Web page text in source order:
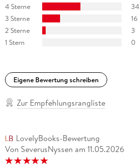
4 Sterne
34
3 Sterne
16
2 Sterne
3
1 Stern
0
Eigene Bewertung schreiben
Zur Empfehlungsrangliste
LovelyBooks-Bewertung
Von SeverusNyssen am 11.05.2026